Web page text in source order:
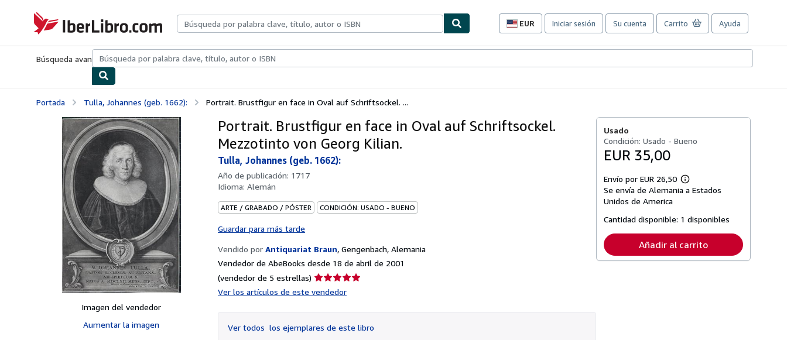
IberLibro.com
EUR
Preferencias
compra
sitio.
Iniciar sesión Su cuenta Carrito Ayuda
Búsqueda avanzadaColecciones Libros antiguosArte y coleccionismo
Portada Tulla, Johannes (geb. 1662): Portrait. Brustfigur en face in Oval auf Schriftsockel. ...
Imagen del vendedor
Aumentar la imagen
Portrait. Brustfigur en face in Oval auf Schriftsockel.
Mezzotinto von Georg Kilian.
Tulla, Johannes (geb. 1662):
Año de publicación: 1717
Idioma: Alemán
ARTE / GRABADO / PÓSTER CONDICIÓN: USADO - BUENO
Guardar para más tarde
Vendido por Antiquariat Braun, Gengenbach, Alemania
Vendedor de AbeBooks desde 18 de abril de 2001
(vendedor de 5 estrellas) Calificación
Ver los artículos de este vendedor
Ver todos los ejemplares de este libro
Usado
Condición: Usado - Bueno
EUR 35,00
Envío por EUR 26,50
Más
información
tarifas
envío
Se envía de Alemania a Estados
Unidos de America
Cantidad disponible: 1 disponibles
Añadir al carrito